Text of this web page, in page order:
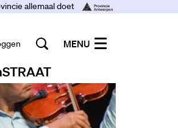
allemaal doet
STRAAT
MENU